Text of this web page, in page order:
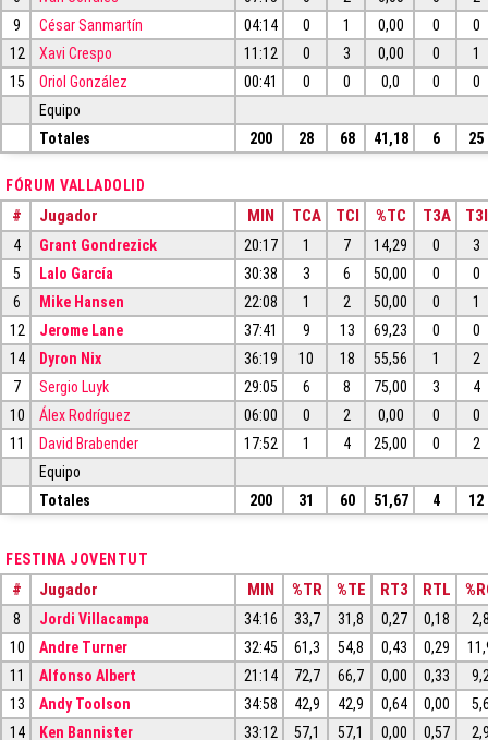
9
César Sanmartín 04:14 0 1 0,00 0
0
12
Xavi Crespo 11:12 0 3 0,00 0
1
15
Oriol González 00:41 0 0 0,0 0
0
Equipo
Totales
200 28 68 41,18 6 25
FÓRUM VALLADOLID
# Jugador MIN TCA TCI %TC T3A T3I
4 Grant Gondrezick 20:17 1 7 14,29 0
3
5
Lalo García 30:38 3 6 50,00 0
0
6
Mike Hansen 22:08 1 2 50,00 0
1
12
Jerome Lane 37:41 9 13 69,23 0
0
14
Dyron Nix 36:19 10 18 55,56 1
2
7
Sergio Luyk 29:05 6 8 75,00 3
4
10
Álex Rodríguez 06:00 0 2 0,00 0
0
11
David Brabender 17:52 1 4 25,00 0
2
Equipo
Totales
200 31 60 51,67 4 12
FESTINA JOVENTUT
# Jugador MIN %TR %TE RT3 RTL
8 Jordi Villacampa 34:16 33,7 31,8 0,27 0,18
10
Andre Turner 32:45 61,3 54,8 0,43 0,29
11
Alfonso Albert 21:14 72,7 66,7 0,00 0,33
13
Andy Toolson 34:58 42,9 42,9 0,64 0,00
14
Ken Bannister 33:12 57,1 57,1 0,00 0,57